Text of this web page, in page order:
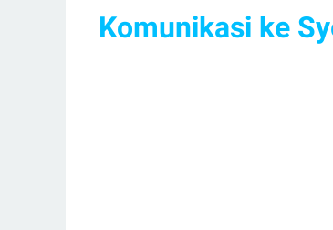
Komunikasi ke